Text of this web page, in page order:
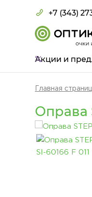
+7 (343)
Акции и
Главная
Оправа